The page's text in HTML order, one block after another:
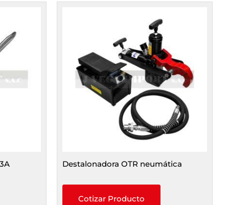
Destalonadora OTR neumática
Cotizar Producto